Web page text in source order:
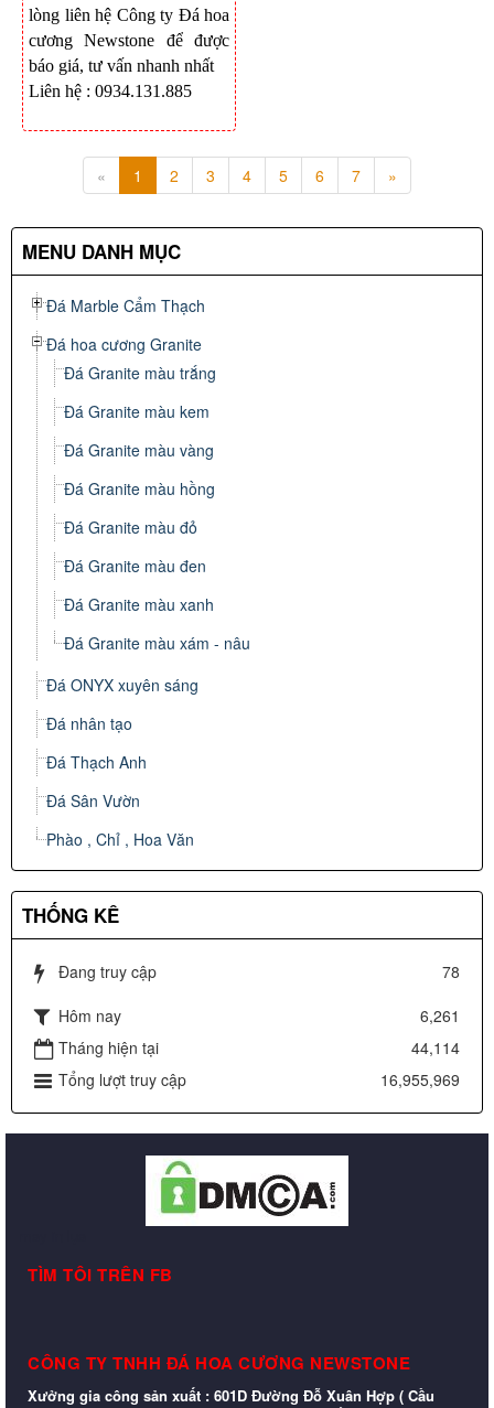
lòng liên hệ Công ty Đá hoa
cương Newstone để được
báo giá, tư vấn nhanh nhất
Liên hệ : 0934.131.885
« 1 2 3 4 5 6 7 »
MENU DANH MỤC
Đá Marble Cẩm Thạch
Đá hoa cương Granite
Đá Granite màu trắng
Đá Granite màu kem
Đá Granite màu vàng
Đá Granite màu hồng
Đá Granite màu đỏ
Đá Granite màu đen
Đá Granite màu xanh
Đá Granite màu xám - nâu
Đá ONYX xuyên sáng
Đá nhân tạo
Đá Thạch Anh
Đá Sân Vườn
Phào , Chỉ , Hoa Văn
THỐNG KÊ
Đang truy cập
78
Hôm nay
6,261
Tháng hiện tại
44,114
Tổng lượt truy cập
16,955,969
TÌM TÔI TRÊN FB
CÔNG TY TNHH ĐÁ HOA CƯƠNG NEWSTONE
Xưởng gia công sản xuất : 601D Đường Đỗ Xuân Hợp ( Cầu